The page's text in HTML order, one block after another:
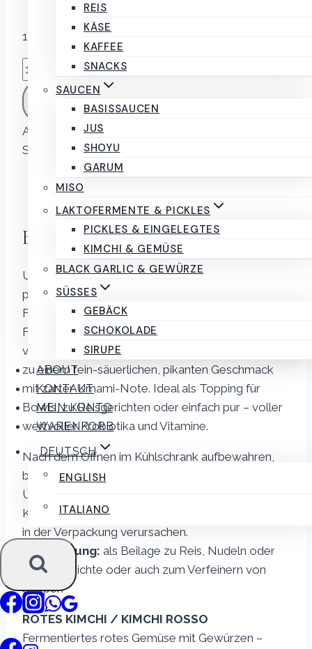
REIS
KÄSE
KAFFEE
SNACKS
SAUCEN
BASISSAUCEN
JUS
SHOYU
GARUM
MISO
LAKTOFERMENTE & PICKLES
PICKLES & EINGELEGTES
KIMCHI & GEMÜSE
BLACK GARLIC & GEWÜRZE
SÜSSES
GEBÄCK
SCHOKOLADE
SIRUPE
ABOUT
KONTAKT
MEIN KONTO
WARENKORB
DEUTSCH
ENGLISH
ITALIANO
261803Läuft ab 26. November 2026
15 vorrätig
Red
Kimchi
"aged"
laktofermentiertes
Menge
Artikelnummer:
Schlagwörter:gemüse
Beschreibung
Beschreibung
Unser frisches Kimchi ist lebendig und knackig –
perfekt, um es direkt als Beilage zu genießen.
Frischer Chinakohl, würzige Chili,
Frühlingszwiebeln und ausgewählte Gewürze
verbinden sich durch die natürliche Fermentation
zu einem fein-säuerlichen, pikanten Geschmack
mit zarter Umami-Note. Ideal als Topping für
Bowls, zu Reisgerichten oder einfach pur – voller
wertvoller Probiotika und Vitamine.
Nach dem Öffnen im Kühlschrank aufbewahren,
bei richtiger Lagerung jahrelang haltbar
Unpasteurisiertes, lebend fermentiertes Produkt.
Kühl lagern (0–7 °C). Kann natürlichen Druckaufbau
in der Verpackung verursachen.
Verwendung: als Beilage zu Reis, Nudeln oder
Fleischgerichte oder auch zum Verfeinern von
Suppen
ROTES KIMCHI / KIMCHI ROSSO
Fermentiertes rotes Gemüse mit Gewürzen –